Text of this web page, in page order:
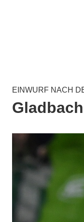
EINWURF NACH